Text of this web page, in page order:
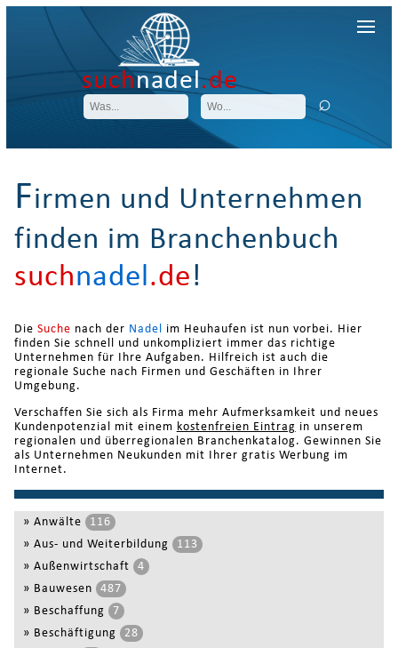
suchnadel.de
Firmen und Unternehmen
finden im Branchenbuch
suchnadel.de!
Die Suche nach der Nadel im Heuhaufen ist nun vorbei. Hier
finden Sie schnell und unkompliziert immer das richtige
Unternehmen für Ihre Aufgaben. Hilfreich ist auch die
regionale Suche nach Firmen und Geschäften in Ihrer
Umgebung.
Verschaffen Sie sich als Firma mehr Aufmerksamkeit und neues
Kundenpotenzial mit einem kostenfreien Eintrag in unserem
regionalen und überregionalen Branchenkatalog. Gewinnen Sie
als Unternehmen Neukunden mit Ihrer gratis Werbung im
Internet.
» Anwälte
116
» Aus- und Weiterbildung
113
» Außenwirtschaft
4
» Bauwesen
487
» Beschaffung
7
» Beschäftigung
28